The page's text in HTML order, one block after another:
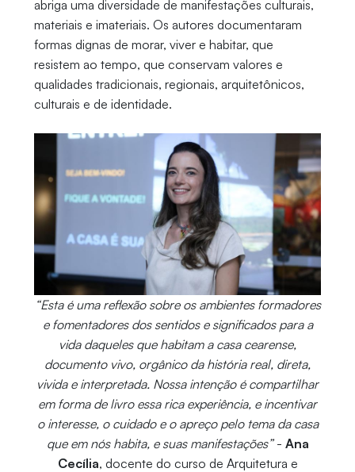
abriga uma diversidade de manifestações culturais,
materiais e imateriais. Os autores documentaram
formas dignas de morar, viver e habitar, que
resistem ao tempo, que conservam valores e
qualidades tradicionais, regionais, arquitetônicos,
culturais e de identidade.
“Esta é uma reflexão sobre os ambientes formadores
e fomentadores dos sentidos e significados para a
vida daqueles que habitam a casa cearense,
documento vivo, orgânico da história real, direta,
vivida e interpretada. Nossa intenção é compartilhar
em forma de livro essa rica experiência, e incentivar
o interesse, o cuidado e o apreço pelo tema da casa
que em nós habita, e suas manifestações”- Ana
Cecília, docente do curso de Arquitetura e